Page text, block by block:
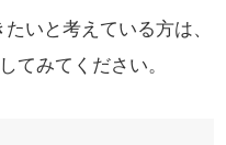
いと考えている方は、
てみてください。